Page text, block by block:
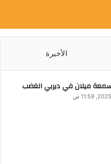
الأخيرة
ميلان في ديربي الغضب